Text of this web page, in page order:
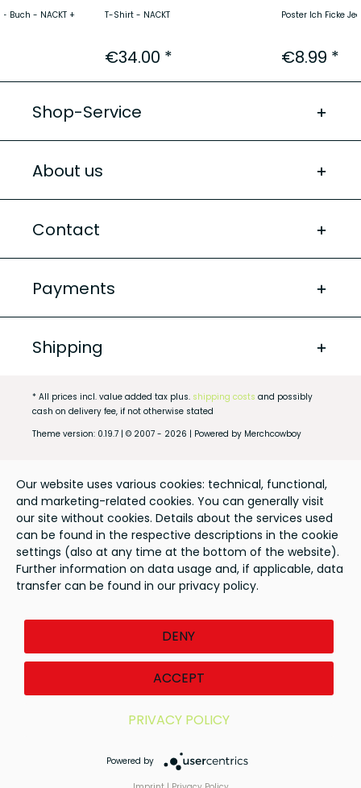
- Buch - NACKT + T-Shirt - NACKT
€34.00 *
Poster Ich Ficke
€8.99 *
Shop-Service
About us
Contact
Payments
Shipping
* All prices incl. value added tax plus. shipping costs and possibly
cash on delivery fee, if not otherwise stated
Theme version: 0.19.7 | © 2007 - 2026 | Powered by Merchcowboy
Our website uses various cookies: technical, functional,
and marketing-related cookies. You can generally visit
our site without cookies. Details about the services used
can be found in the respective descriptions in the cookie
settings (also at any time at the bottom of the website).
Further information on data usage and, if applicable, data
transfer can be found in our privacy policy.
DENY
ACCEPT
PRIVACY POLICY
Powered by